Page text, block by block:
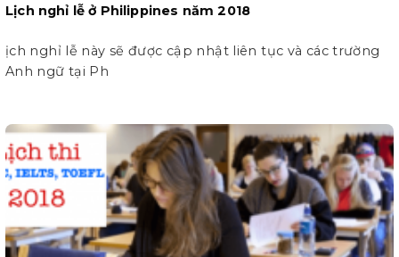
Lịch nghỉ lễ ở Philippines năm 2018
ịch nghỉ lễ này sẽ được cập nhật liên tục và các trường
Anh ngữ tại Ph